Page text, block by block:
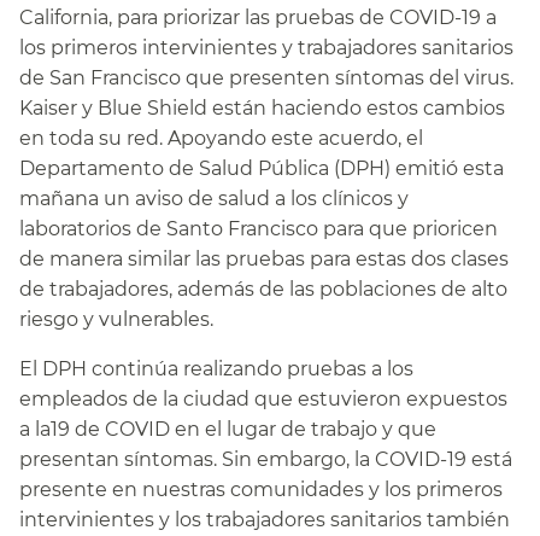
California, para priorizar las pruebas de COVID-19 a
los primeros intervinientes y trabajadores sanitarios
de San Francisco que presenten síntomas del virus.
Kaiser y Blue Shield están haciendo estos cambios
en toda su red. Apoyando este acuerdo, el
Departamento de Salud Pública (DPH) emitió esta
mañana un aviso de salud a los clínicos y
laboratorios de Santo Francisco para que prioricen
de manera similar las pruebas para estas dos clases
de trabajadores, además de las poblaciones de alto
riesgo y vulnerables.​​
El DPH continúa realizando pruebas a los
empleados de la ciudad que estuvieron expuestos
a la19 de COVID en el lugar de trabajo y que
presentan síntomas. Sin embargo, la COVID-19 está
presente en nuestras comunidades y los primeros
intervinientes y los trabajadores sanitarios también